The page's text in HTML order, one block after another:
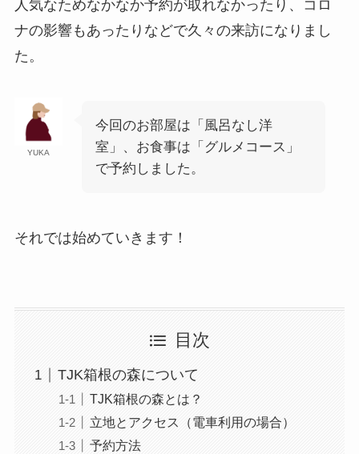
人気なためなかなか予約が取れなかったり、コロ
ナの影響もあったりなどで久々の来訪になりまし
た。
YUKA
今回のお部屋は「風呂なし洋
室」、お食事は「グルメコース」
で予約しました。
それでは始めていきます！
目次
TJK箱根の森について
TJK箱根の森とは？
立地とアクセス（電車利用の場合）
予約方法